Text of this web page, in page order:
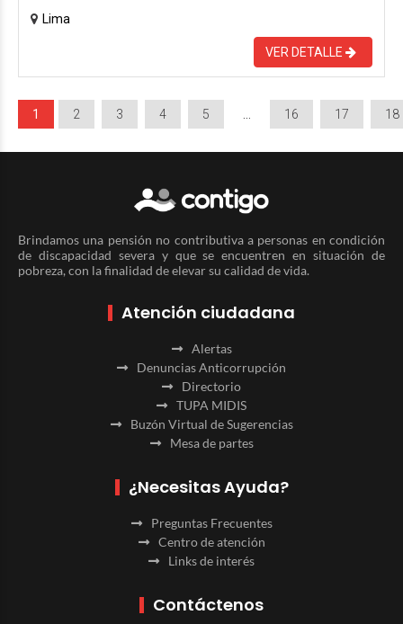
Lima
VER DETALLE
1 2 3 4 5 16 17 18
Brindamos una pensión no contributiva a personas en condición
de discapacidad severa y que se encuentren en situación de
pobreza, con la finalidad de elevar su calidad de vida.
Atención ciudadana
Alertas
Denuncias Anticorrupción
Directorio
TUPA MIDIS
Buzón Virtual de Sugerencias
Mesa de partes
¿Necesitas Ayuda?
Preguntas Frecuentes
Centro de atención
Links de interés
Contáctenos